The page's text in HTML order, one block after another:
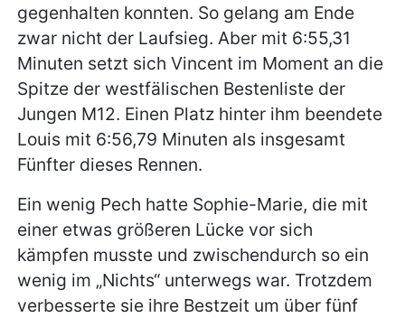
gegenhalten konnten. So gelang am Ende
zwar nicht der Laufsieg. Aber mit 6:55,31
Minuten setzt sich Vincent im Moment an die
Spitze der westfälischen Bestenliste der
Jungen M12. Einen Platz hinter ihm beendete
Louis mit 6:56,79 Minuten als insgesamt
Fünfter dieses Rennen.
Ein wenig Pech hatte Sophie-Marie, die mit
einer etwas größeren Lücke vor sich
kämpfen musste und zwischendurch so ein
wenig im „Nichts“ unterwegs war. Trotzdem
verbesserte sie ihre Bestzeit um über fünf